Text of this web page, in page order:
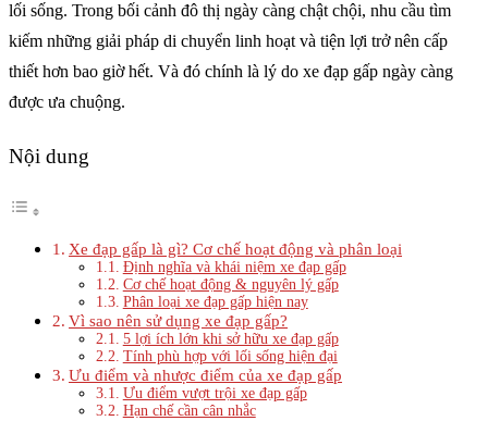
lối sống. Trong bối cảnh đô thị ngày càng chật chội, nhu cầu tìm
kiếm những giải pháp di chuyển linh hoạt và tiện lợi trở nên cấp
thiết hơn bao giờ hết. Và đó chính là lý do xe đạp gấp ngày càng
được ưa chuộng.
Nội dung
Xe đạp gấp là gì? Cơ chế hoạt động và phân loại
Định nghĩa và khái niệm xe đạp gấp
Cơ chế hoạt động & nguyên lý gấp
Phân loại xe đạp gấp hiện nay
Vì sao nên sử dụng xe đạp gấp?
5 lợi ích lớn khi sở hữu xe đạp gấp
Tính phù hợp với lối sống hiện đại
Ưu điểm và nhược điểm của xe đạp gấp
Ưu điểm vượt trội xe đạp gấp
Hạn chế cần cân nhắc